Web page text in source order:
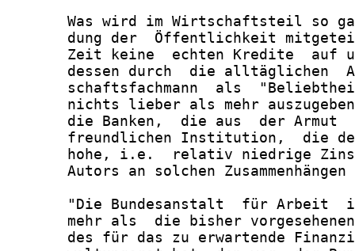
Was wird im Wirtschaftsteil so
dung der  Öffentlichkeit
Zeit keine  echten Kredite  auf
dessen durch  die alltäglichen
schaftsfachmann  als
nichts lieber als mehr
die Banken,  die aus  der Armut
freundlichen Institution,  die
hohe, i.e.  relativ niedrige
Autors an solchen Zusammenhängen
"Die Bundesanstalt  für Arbeit
mehr als  die bisher
des für das zu erwartende